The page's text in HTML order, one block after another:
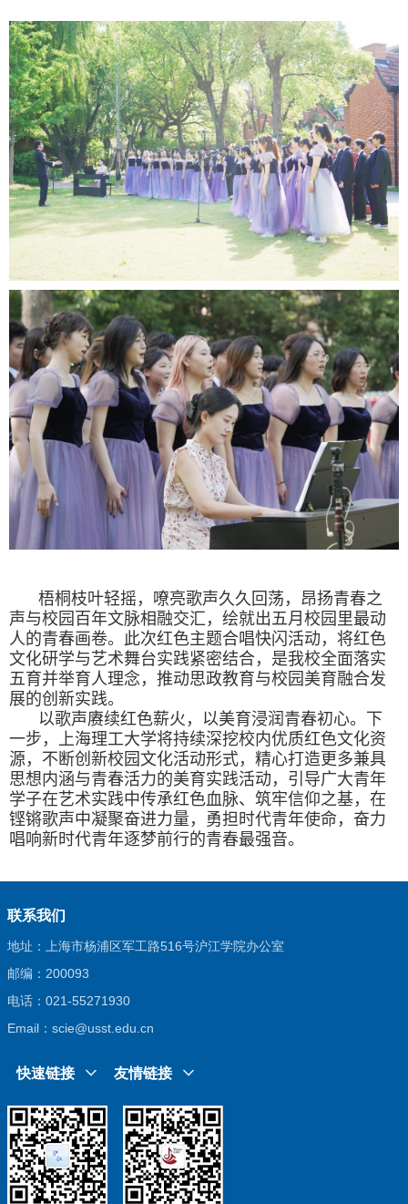
梧桐枝叶轻摇，嘹亮歌声久久回荡，昂扬青春之
声与校园百年文脉相融交汇，绘就出五月校园里最动
人的青春画卷。此次红色主题合唱快闪活动，将红色
文化研学与艺术舞台实践紧密结合，是我校全面落实
五育并举育人理念，推动思政教育与校园美育融合发
展的创新实践。
以歌声赓续红色薪火，以美育浸润青春初心。下
一步，上海理工大学将持续深挖校内优质红色文化资
源，不断创新校园文化活动形式，精心打造更多兼具
思想内涵与青春活力的美育实践活动，引导广大青年
学子在艺术实践中传承红色血脉、筑牢信仰之基，在
铿锵歌声中凝聚奋进力量，勇担时代青年使命，奋力
唱响新时代青年逐梦前行的青春最强音。
联系我们
地址：上海市杨浦区军工路516号沪江学院办公室
邮编：200093
电话：021-55271930
Email：scie@usst.edu.cn
快速链接 友情链接